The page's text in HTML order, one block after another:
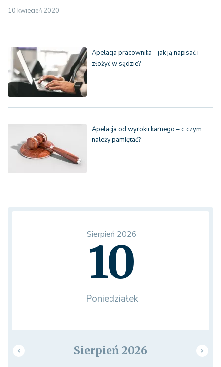
10 kwiecień 2020
Apelacja pracownika - jak ją napisać i
złożyć w sądzie?
Apelacja od wyroku karnego – o czym
należy pamiętać?
Sierpień 2026
10
Poniedziałek
Sierpień 2026